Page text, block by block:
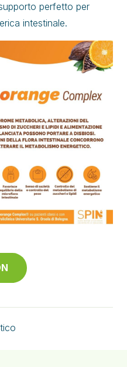
perfetto per
intestinale.